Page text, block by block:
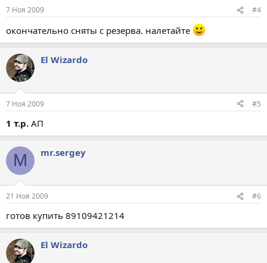
7 Ноя 2009 #4
окончательно сняты с резерва. налетайте
El Wizardo
7 Ноя 2009 #5
1 т.р. АП
M mr.sergey
21 Ноя 2009 #6
готов купить 89109421214
El Wizardo